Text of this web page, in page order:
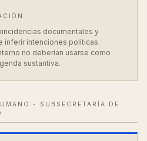
documentales y
inferir intenciones políticas.
no deberían usarse como
sustantiva.
- SUBSECRETARÍA DE